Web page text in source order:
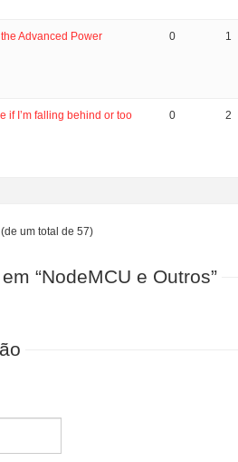
Advanced Power
0 1
if I’m falling behind or too
0 2
um total de 57)
“NodeMCU e Outros”